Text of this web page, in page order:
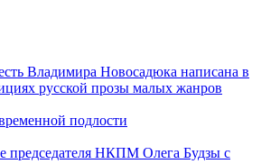
Владимира Новосадюка написана в
русской прозы малых жанров
подлости
председателя НКПМ Олега Будзы с